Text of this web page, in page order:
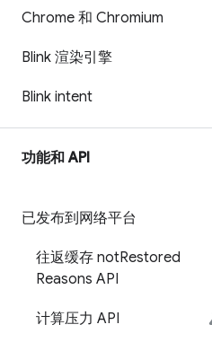
Chrome 和 Chromium
Blink 渲染引擎
Blink intent
功能和 API
已发布到网络平台
往返缓存 notRestored
Reasons API
计算压力 API